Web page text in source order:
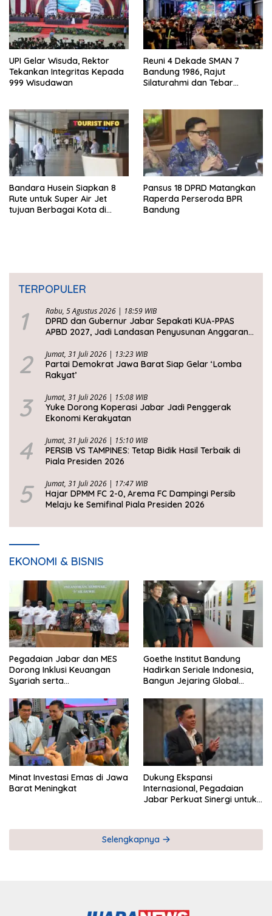
UPI Gelar Wisuda, Rektor
Tekankan Integritas Kepada
999 Wisudawan
Reuni 4 Dekade SMAN 7
Bandung 1986, Rajut
Silaturahmi dan Tebar
Bandara Husein Siapkan 8
Rute untuk Super Air Jet
tujuan Berbagai Kota di
Pansus 18 DPRD Matangkan
Raperda Perseroda BPR
Bandung
TERPOPULER
1 Rabu, 5 Agustus 2026 | 18:59 WIB
DPRD dan Gubernur Jabar Sepakati KUA-PPAS
APBD 2027, Jadi Landasan Penyusunan Anggaran
2 Jumat, 31 Juli 2026 | 13:23 WIB
Partai Demokrat Jawa Barat Siap Gelar ‘Lomba
Rakyat’
3 Jumat, 31 Juli 2026 | 15:08 WIB
Yuke Dorong Koperasi Jabar Jadi Penggerak
Ekonomi Kerakyatan
4 Jumat, 31 Juli 2026 | 15:10 WIB
PERSIB VS TAMPINES: Tetap Bidik Hasil Terbaik di
Piala Presiden 2026
5 Jumat, 31 Juli 2026 | 17:47 WIB
Hajar DPMM FC 2-0, Arema FC Dampingi Persib
Melaju ke Semifinal Piala Presiden 2026
EKONOMI & BISNIS
Pegadaian Jabar dan MES
Dorong Inklusi Keuangan
Syariah serta
Goethe Institut Bandung
Hadirkan Seriale Indonesia,
Bangun Jejaring Global
Minat Investasi Emas di Jawa
Barat Meningkat
Dukung Ekspansi
Internasional, Pegadaian
Jabar Perkuat Sinergi untuk
Selengkapnya